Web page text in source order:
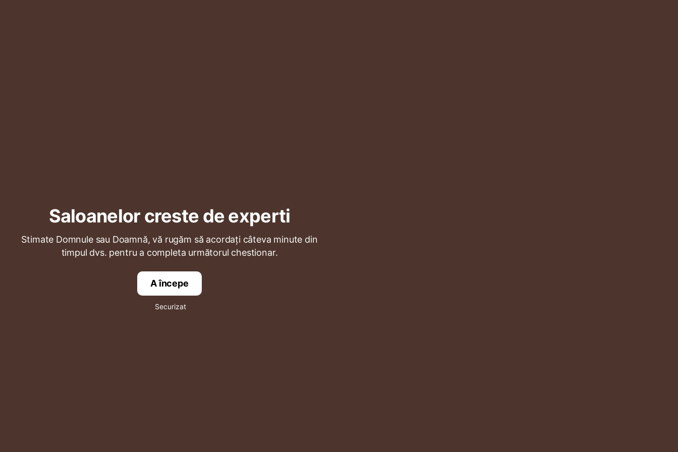
Saloanelor creste de experti
Stimate Domnule sau Doamnă, vă rugăm să acordați câteva minute din
timpul dvs. pentru a completa următorul chestionar.
A începe
Securizat